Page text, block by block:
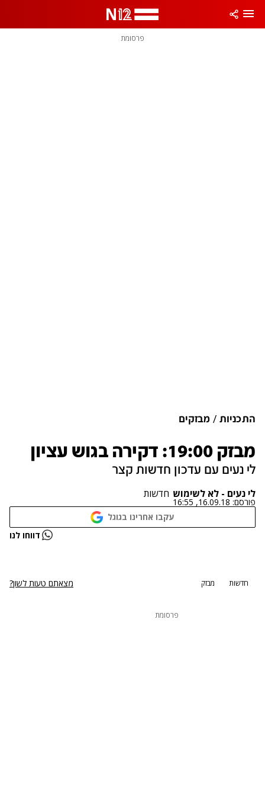
פרסומת
התכניות מבזקים
מבזק 19:00: דקירה בגוש עציון
לי נעים עם עדכון חדשות קצר
לי נעים - לא לשימוש חדשות
פורסם: 16.09.18, 16:55
עקבו אחרינו בגוגל
נתקלנו בבעיה דווחו לנו
חדשות מבזק מצאתם טעות לשון?
פרסומת